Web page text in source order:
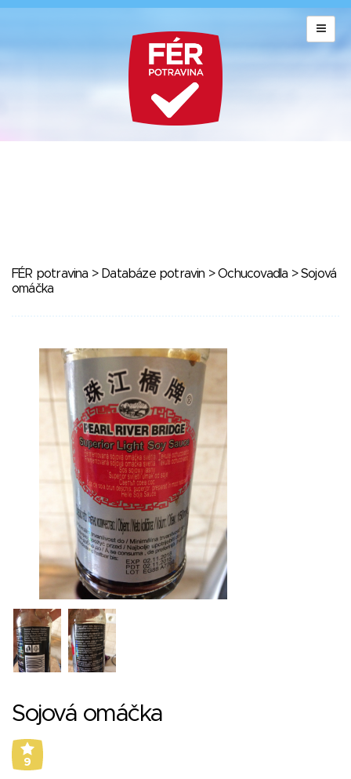
FÉR potravina > Databáze potravin >Ochucovadla > Sojová
omáčka
Sojová omáčka
9